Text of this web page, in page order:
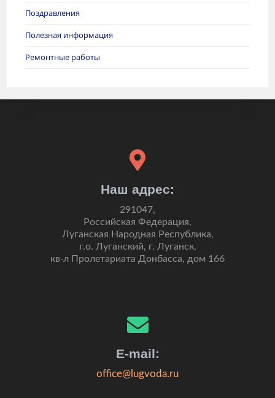
Поздравления
Полезная информация
Ремонтные работы
Наш адрес:
291047,
Российская Федерация,
Луганская Народная Республика,
г.о. Луганский, г. Луганск,
кв-л Пролетариата Донбасса, дом 166
E-mail:
office@lugvoda.ru